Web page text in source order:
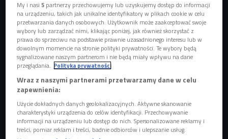
Zdjęcie ilustracyjne Foto: Shutterstock
VEROA to wokalistka, skrzypaczka i kompozytorka,
absolwentka kierunku Jazz i Muzyka Estradowa na
Uniwersytet Marii Curie-Skłodowskiej w Lublinie. Jej
twórczość łączy akustyczne instrumenty z nowoczesnym
brzmieniem, tworząc charakterystyczne połączenie
My i nasi5 partnerzy przechowujemy lub uzyskujemy dostęp do informacji
na urządzeniu, takich jak unikalne identyfikatory w plikach cookie w celu
przetwarzania danych osobowych. Użytkownik może zaakceptować swoje
wybory lub zarządzać nimi, klikając poniżej, jak również skorzystać z
prawa do sprzeciwu na podstawie prawnie uzasadnionego interesu lub w
dowolnym momencie na stronie polityki prywatności. Te wybory będą
sygnalizowane naszym partnerom i nie będą miały wpływu na dane
przeglądania. Polityka prywatności
Wraz z naszymi partnerami przetwarzamy dane w celu
zapewnienia:
Użycie dokładnych danych geolokalizacyjnych. Aktywne skanowanie
charakterystyki urządzenia do celów identyfikacji. Przechowywanie
informacji na urządzeniu lub dostęp do nich. Spersonalizowane reklamy i
treści, pomiar reklam i treści, badnie odbiorców i ulepszanie usług.